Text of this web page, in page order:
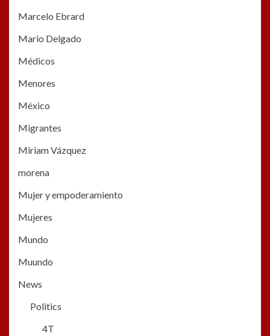
Marcelo Ebrard
Mario Delgado
Médicos
Menores
México
Migrantes
Miriam Vázquez
morena
Mujer y empoderamiento
Mujeres
Mundo
Muundo
News
Politics
4T